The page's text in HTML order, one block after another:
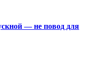
— не повод для